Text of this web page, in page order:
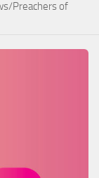
Preachers of